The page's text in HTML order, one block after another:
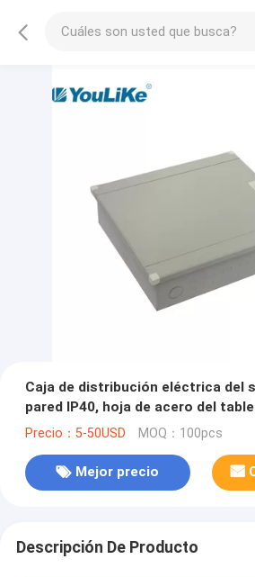
Caja de distribución eléctrica del
pared IP40, hoja de acero del
de MCCB
Precio：5-50USD MOQ：100pcs
Mejor precio
Descripción De Producto